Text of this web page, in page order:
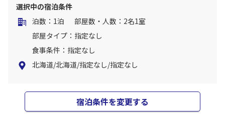
選択中の宿泊条件
泊数：1泊
部屋数・人数：2名1室
部屋タイプ：指定なし
食事条件：指定なし
北海道/北海道/指定なし/指定なし
宿泊条件を変更する